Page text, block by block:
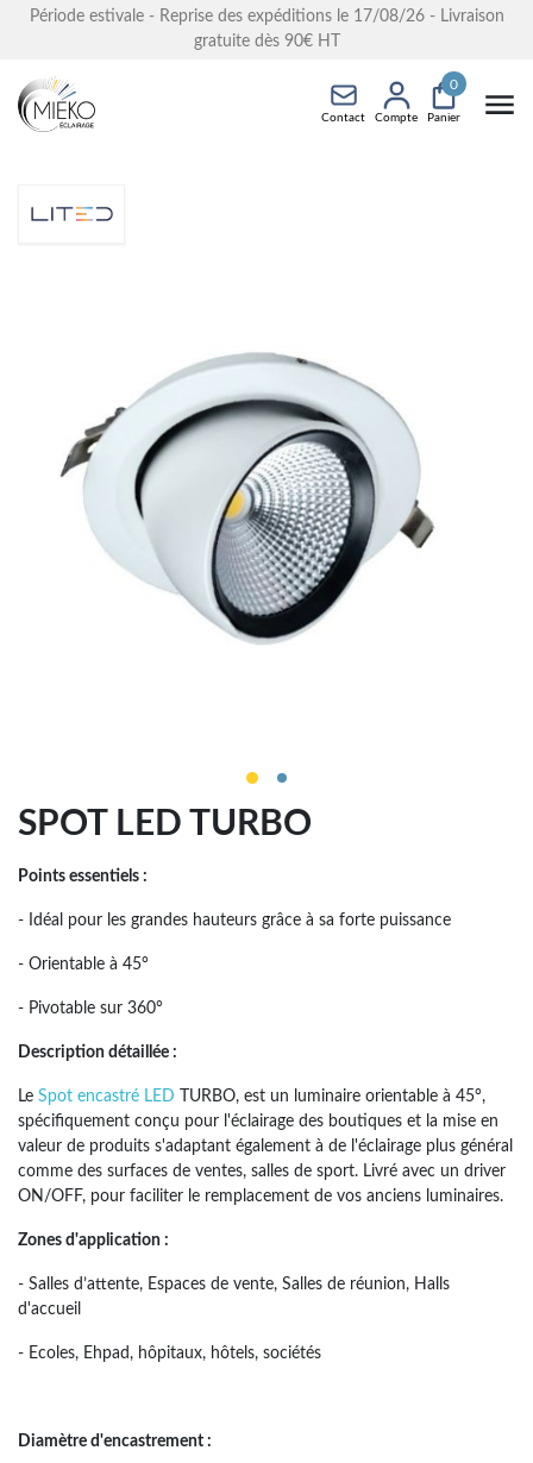
Période estivale - Reprise des expéditions le 17/08/26 - Livraison
gratuite dès 90€ HT
Contact Compte Panier
0
SPOT LED TURBO
Points essentiels :
- Idéal pour les grandes hauteurs grâce à sa forte puissance
- Orientable à 45°
- Pivotable sur 360°
Description détaillée :
Le Spot encastré LED TURBO, est un luminaire orientable à 45°,
spécifiquement conçu pour l'éclairage des boutiques et la mise en
valeur de produits s'adaptant également à de l'éclairage plus général
comme des surfaces de ventes, salles de sport. Livré avec un driver
ON/OFF, pour faciliter le remplacement de vos anciens luminaires.
Zones d'application :
- Salles d’attente, Espaces de vente, Salles de réunion, Halls
d'accueil
- Ecoles, Ehpad, hôpitaux, hôtels, sociétés
Diamètre d'encastrement :